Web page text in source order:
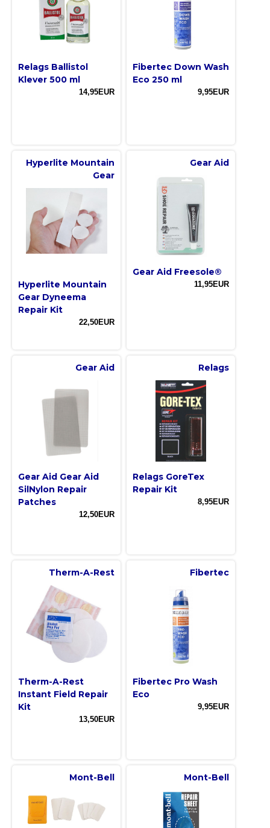
Relags Ballistol
Klever 500 ml
14,95EUR
Fibertec Down Wash
Eco 250 ml
9,95EUR
Hyperlite Mountain
Gear
Hyperlite Mountain
Gear Dyneema
Repair Kit
22,50EUR
Gear Aid
Gear Aid Freesole®
11,95EUR
Gear Aid
Gear Aid Gear Aid
SilNylon Repair
Patches
12,50EUR
Relags
Relags GoreTex
Repair Kit
8,95EUR
Therm-A-Rest
Therm-A-Rest
Instant Field Repair
Kit
13,50EUR
Fibertec
Fibertec Pro Wash
Eco
9,95EUR
Mont-Bell Mont-Bell